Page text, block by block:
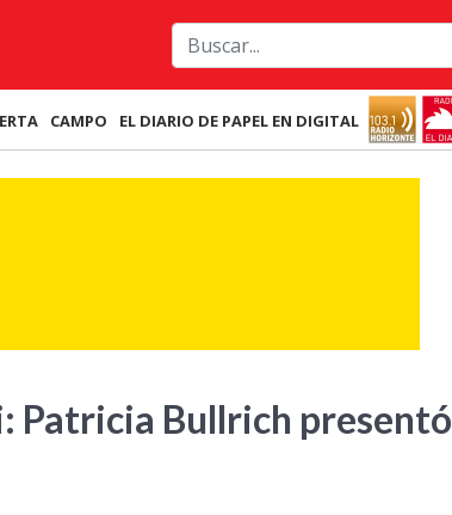
CAMPO EL DIARIO DE PAPEL EN DIGITAL
Patricia Bullrich presentó